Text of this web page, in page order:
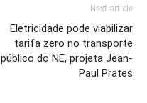
Next article
Eletricidade pode viabilizar
tarifa zero no transporte
público do NE, projeta Jean-
Paul Prates